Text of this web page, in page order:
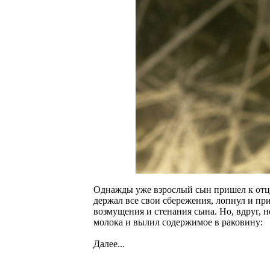
Однажды уже взрослый сын пришел к
держал все свои сбережения, лопнул и
возмущения и стенания сына. Но, вдруг,
молока и вылил содержимое в раковину:
Далее...